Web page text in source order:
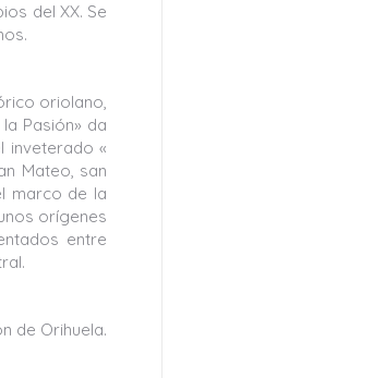
del XX. Se
oriolano,
Pasión» da
inveterado «
Mateo, san
marco de la
orígenes
entre
de Orihuela.